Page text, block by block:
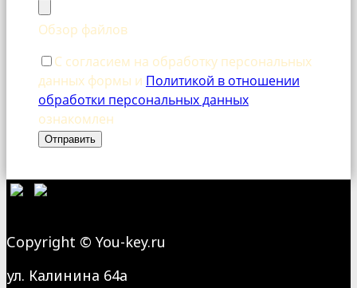
Обзор файлов
С согласием на обработку персональных
данных формы и Политикой в отношении
обработки персональных данных
ознакомлен
Отправить
Сopyright © You-key.ru
ул. Калинина 64а